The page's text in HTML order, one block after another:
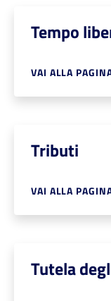
Tempo
VAI ALLA
Tributi
VAI ALLA
Tutela